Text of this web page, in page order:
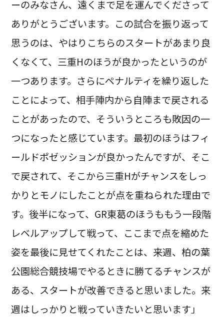
ーのみなさん、遠くまで足を運んでくださって
ありがとうございます。この試合を振り返って
思うのは、やはりこちらのスタートがあまり良
くなくて、三重Hのほうが良かったというのが
一つあります。さらにペナルティを繰り返した
ことによって、相手陣内から自陣まで戻される
ことがあったので、そういうところも敗因の一
つになったと感じています。最初のほうはフィ
ールドポゼッションが良かったんですが、そこ
で戻されて、そこから三重Hがチャンスをしっ
かりとモノにしたことが点を重ねられた理由で
す。後半になって、GR東葛のほうももう一段階
レベルアップして戦って、ここまで点を縮めた
姿を最後に見せてくれたことは、来週、柏の葉
公園総合競技場でやるときに勝てるチャンスが
ある、スタートが改善できると思いました。来
週はしっかりと戦っていきたいと思います」